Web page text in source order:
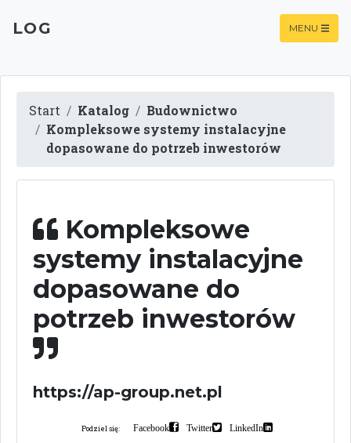
LOG MENU
Start Katalog
Budownictwo
Kompleksowe systemy instalacyjne
dopasowane do potrzeb inwestorów
Kompleksowe
systemy instalacyjne
dopasowane do
potrzeb inwestorów
https://ap-group.net.pl
Podziel się: Facebook Twitter LinkedIn